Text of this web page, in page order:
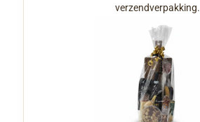
verzendverpakking.